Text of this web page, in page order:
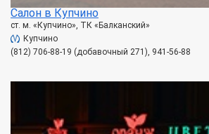
Салон в Купчино
ст. м. «Купчино», ТК «Балканский»
Купчино
(812) 706-88-19 (добавочный 271), 941-56-88